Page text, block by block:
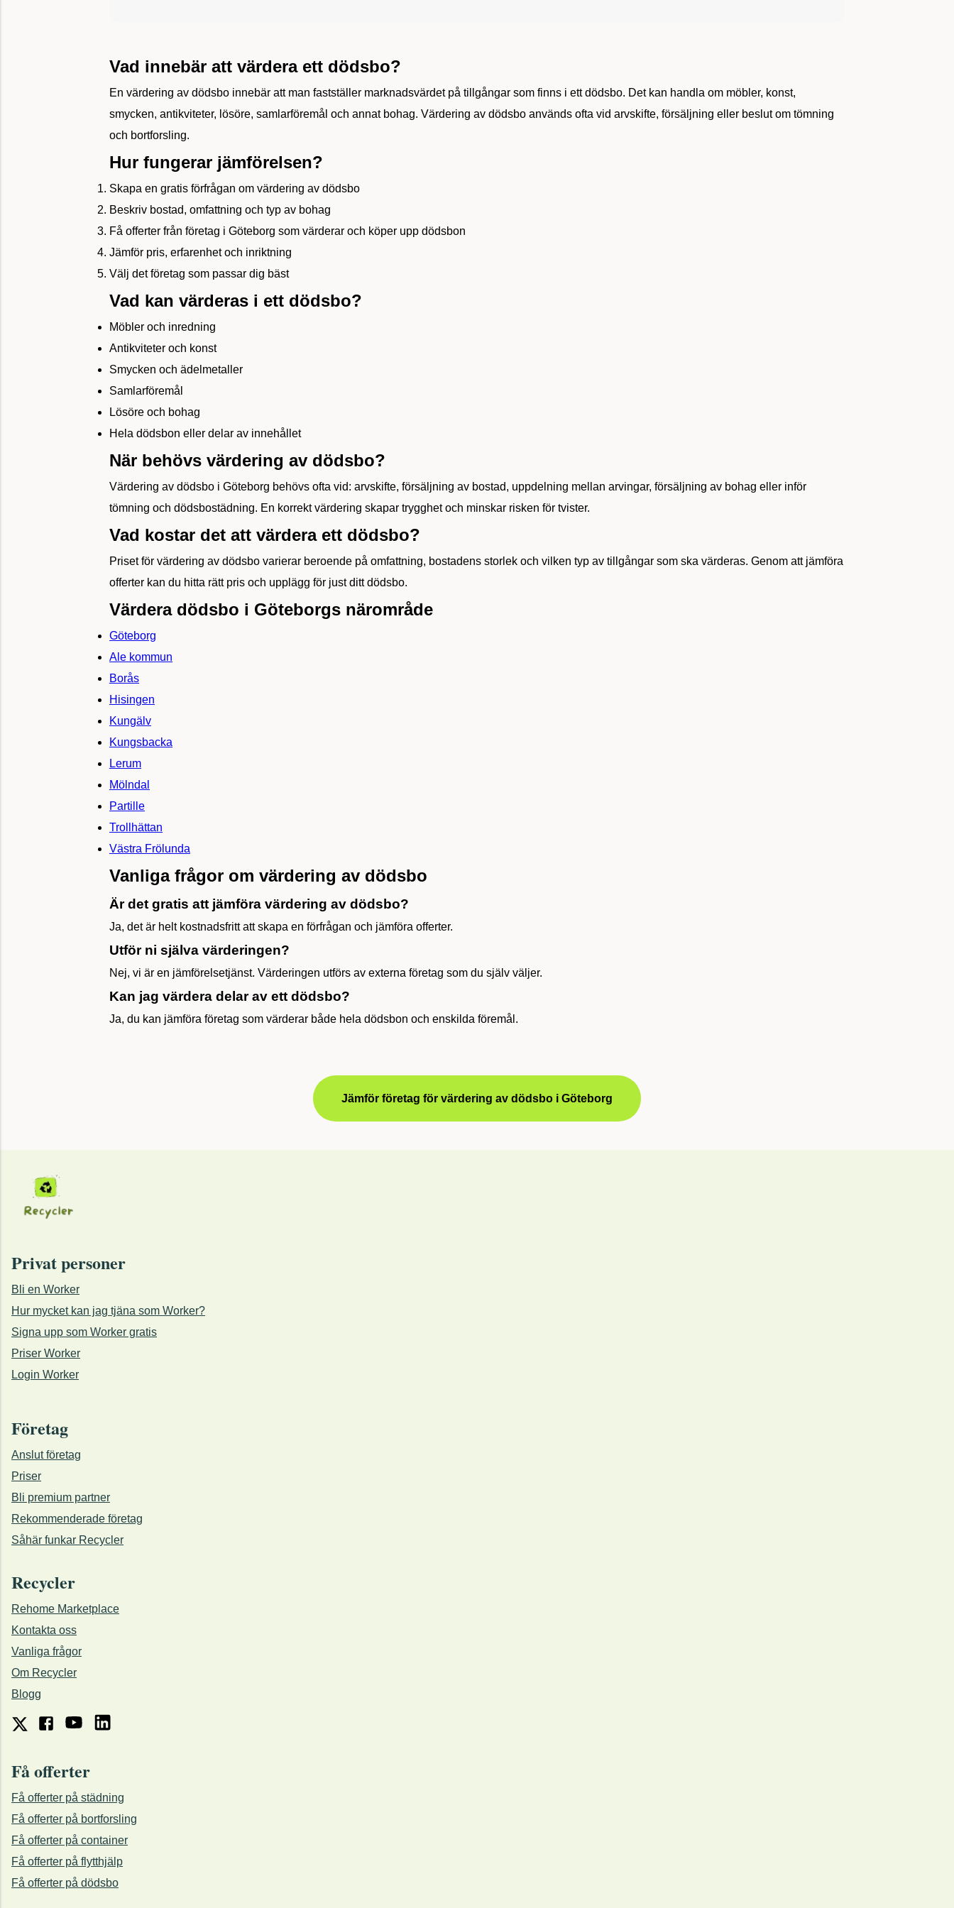
Vad innebär att värdera ett dödsbo?
En värdering av dödsbo innebär att man fastställer marknadsvärdet på tillgångar som finns i ett dödsbo. Det kan handla om möbler, konst,
smycken, antikviteter, lösöre, samlarföremål och annat bohag. Värdering av dödsbo används ofta vid arvskifte, försäljning eller beslut om tömning
och bortforsling.
Hur fungerar jämförelsen?
Skapa en gratis förfrågan om värdering av dödsbo
Beskriv bostad, omfattning och typ av bohag
Få offerter från företag i Göteborg som värderar och köper upp dödsbon
Jämför pris, erfarenhet och inriktning
Välj det företag som passar dig bäst
Vad kan värderas i ett dödsbo?
Möbler och inredning
Antikviteter och konst
Smycken och ädelmetaller
Samlarföremål
Lösöre och bohag
Hela dödsbon eller delar av innehållet
När behövs värdering av dödsbo?
Värdering av dödsbo i Göteborg behövs ofta vid: arvskifte, försäljning av bostad, uppdelning mellan arvingar, försäljning av bohag eller inför
tömning och dödsbostädning. En korrekt värdering skapar trygghet och minskar risken för tvister.
Vad kostar det att värdera ett dödsbo?
Priset för värdering av dödsbo varierar beroende på omfattning, bostadens storlek och vilken typ av tillgångar som ska värderas. Genom att jämföra
offerter kan du hitta rätt pris och upplägg för just ditt dödsbo.
Värdera dödsbo i Göteborgs närområde
Göteborg
Ale kommun
Borås
Hisingen
Kungälv
Kungsbacka
Lerum
Mölndal
Partille
Trollhättan
Västra Frölunda
Vanliga frågor om värdering av dödsbo
Är det gratis att jämföra värdering av dödsbo?
Ja, det är helt kostnadsfritt att skapa en förfrågan och jämföra offerter.
Utför ni själva värderingen?
Nej, vi är en jämförelsetjänst. Värderingen utförs av externa företag som du själv väljer.
Kan jag värdera delar av ett dödsbo?
Ja, du kan jämföra företag som värderar både hela dödsbon och enskilda föremål.
Jämför företag för värdering av dödsbo i Göteborg
Privat personer
Bli en Worker
Hur mycket kan jag tjäna som Worker?
Signa upp som Worker gratis
Priser Worker
Login Worker
Företag
Anslut företag
Priser
Bli premium partner
Rekommenderade företag
Såhär funkar Recycler
Recycler
Rehome Marketplace
Kontakta oss
Vanliga frågor
Om Recycler
Blogg
Få offerter
Få offerter på städning
Få offerter på bortforsling
Få offerter på container
Få offerter på flytthjälp
Få offerter på dödsbo